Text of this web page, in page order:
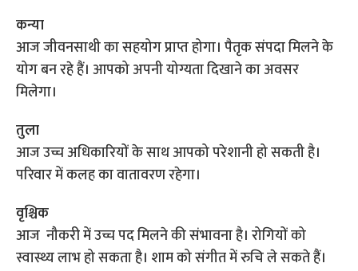
कन्या
आज जीवनसाथी का सहयोग प्राप्त होगा। पैतृक संपदा मिलने के
योग बन रहे हैं। आपको अपनी योग्यता दिखाने का अवसर
मिलेगा।
तुला
आज उच्च अधिकारियों के साथ आपको परेशानी हो सकती है।
परिवार में कलह का वातावरण रहेगा।
वृश्चिक
आज नौकरी में उच्च पद मिलने की संभावना है। रोगियों को
स्वास्थ्य लाभ हो सकता है। शाम को संगीत में रुचि ले सकते हैं।